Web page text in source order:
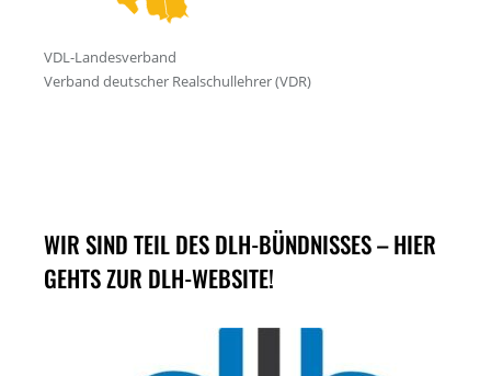
WIR SIND TEIL DES DLH-BÜNDNISSES – HIER
GEHTS ZUR DLH-WEBSITE!